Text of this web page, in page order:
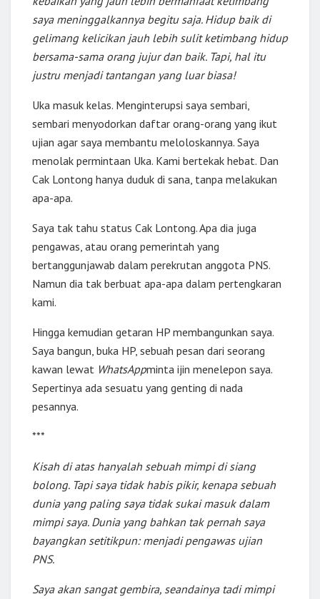
saya meninggalkannya begitu saja. Hidup baik di
gelimang kelicikan jauh lebih sulit ketimbang hidup
bersama-sama orang jujur dan baik. Tapi, hal itu
justru menjadi tantangan yang luar biasa!
Uka masuk kelas. Menginterupsi saya sembari,
sembari menyodorkan daftar orang-orang yang ikut
ujian agar saya membantu meloloskannya. Saya
menolak permintaan Uka. Kami bertekak hebat. Dan
Cak Lontong hanya duduk di sana, tanpa melakukan
apa-apa.
Saya tak tahu status Cak Lontong. Apa dia juga
pengawas, atau orang pemerintah yang
bertanggunjawab dalam perekrutan anggota PNS.
Namun dia tak berbuat apa-apa dalam pertengkaran
kami.
Hingga kemudian getaran HP membangunkan saya.
Saya bangun, buka HP, sebuah pesan dari seorang
kawan lewat WhatsAppminta ijin menelepon saya.
Sepertinya ada sesuatu yang genting di nada
pesannya.
***
Kisah di atas hanyalah sebuah mimpi di siang
bolong. Tapi saya tidak habis pikir, kenapa sebuah
dunia yang paling saya tidak sukai masuk dalam
mimpi saya. Dunia yang bahkan tak pernah saya
bayangkan setitikpun: menjadi pengawas ujian
PNS.
Saya akan sangat gembira, seandainya tadi mimpi